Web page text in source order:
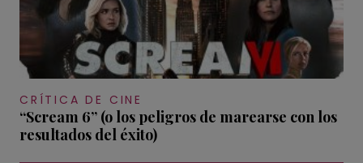
CRÍTICA DE CINE
“Scream 6” (o los peligros de marearse con los
resultados del éxito)